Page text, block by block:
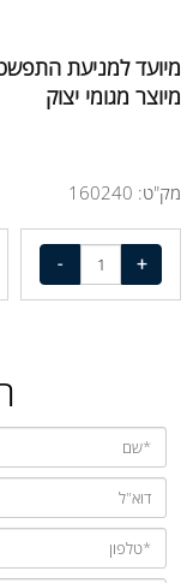
מיועד למניעת
מיוצר מגומי יצוק
מק"ט: 160240